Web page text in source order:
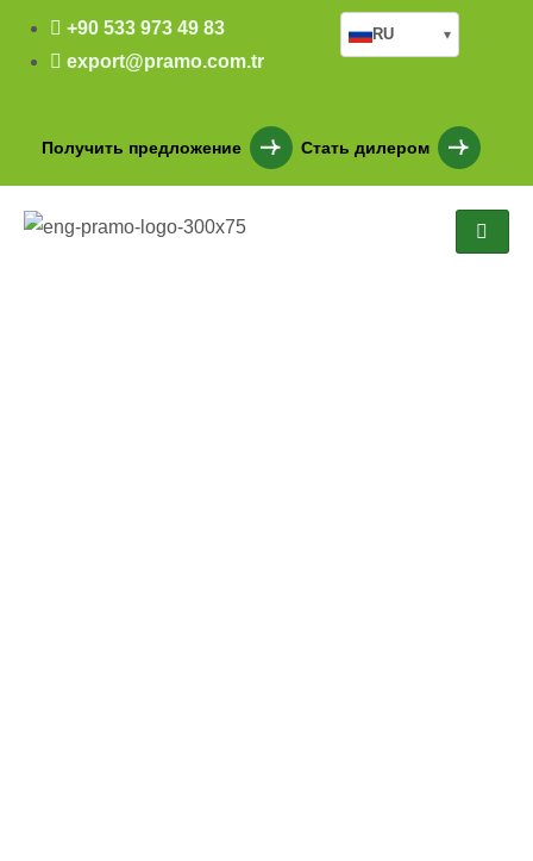
+90 533 973 49 83
export@pramo.com.tr
Получить предложение Стать дилером
RU ▾